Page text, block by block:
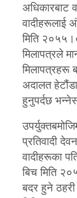
अधिकारबाट
वादीहरूलाई
मिति
मिलापत्रले
मिलापत्रहरू
अदालत
हुनुपर्दछ
प्रतिवादी
वादीहरूका
बिच मिति
बदर हुने